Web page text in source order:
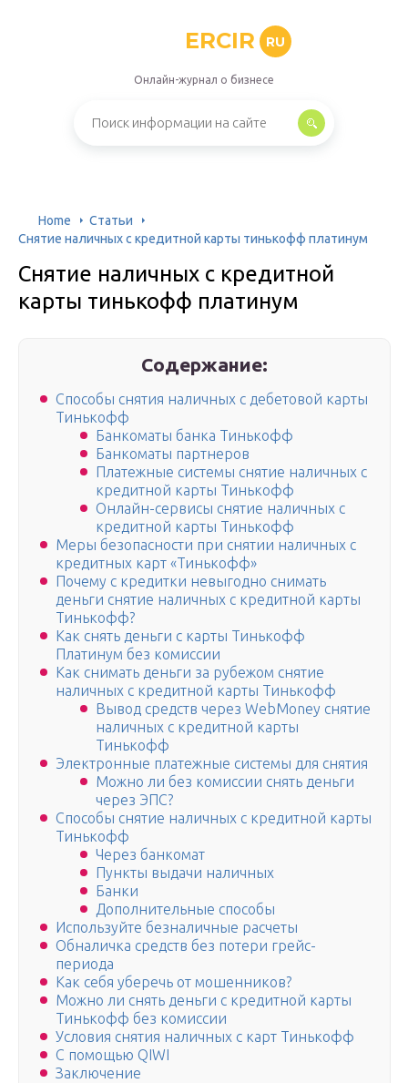
ERCIR RU
Онлайн-журнал о бизнесе
Home
Статьи
Снятие наличных с кредитной карты тинькофф платинум
Снятие наличных с кредитной
карты тинькофф платинум
Содержание:
Способы снятия наличных с дебетовой карты
Тинькофф
Банкоматы банка Тинькофф
Банкоматы партнеров
Платежные системы снятие наличных с
кредитной карты Тинькофф
Онлайн-сервисы снятие наличных с
кредитной карты Тинькофф
Меры безопасности при снятии наличных с
кредитных карт «Тинькофф»
Почему с кредитки невыгодно снимать
деньги снятие наличных с кредитной карты
Тинькофф?
Как снять деньги с карты Тинькофф
Платинум без комиссии
Как снимать деньги за рубежом снятие
наличных с кредитной карты Тинькофф
Вывод средств через WebMoney снятие
наличных с кредитной карты
Тинькофф
Электронные платежные системы для снятия
Можно ли без комиссии снять деньги
через ЭПС?
Способы снятие наличных с кредитной карты
Тинькофф
Через банкомат
Пункты выдачи наличных
Банки
Дополнительные способы
Используйте безналичные расчеты
Обналичка средств без потери грейс-
периода
Как себя уберечь от мошенников?
Можно ли снять деньги с кредитной карты
Тинькофф без комиссии
Условия снятия наличных с карт Тинькофф
С помощью QIWI
Заключение